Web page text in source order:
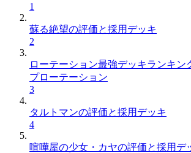
1
蘇る絶望の評価と採用デッキ
2
ローテーション最強デッキランキン
プローテーション
3
タルトマンの評価と採用デッキ
4
喧嘩屋の少女・カヤの評価と採用デ